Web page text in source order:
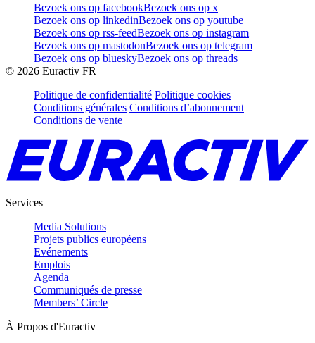
Bezoek ons op facebookBezoek ons op x
Bezoek ons op linkedinBezoek ons op youtube
Bezoek ons op rss-feedBezoek ons op instagram
Bezoek ons op mastodonBezoek ons op telegram
Bezoek ons op blueskyBezoek ons op threads
© 2026 Euractiv FR
Politique de confidentialité Politique cookies
Conditions générales Conditions d’abonnement
Conditions de vente
Services
Media Solutions
Projets publics européens
Evénements
Emplois
Agenda
Communiqués de presse
Members’ Circle
À Propos d'Euractiv